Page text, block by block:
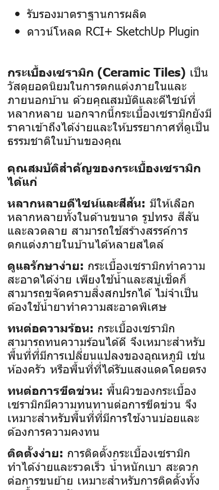
รับรองมาตราฐานการผลิต
ดาวน์โหลด RCI+ SketchUp Plugin
กระเบื้องเซรามิก (Ceramic Tiles) เป็น
วัสดุยอดนิยมในการตกแต่งภายในและ
ภายนอกบ้าน ด้วยคุณสมบัติและดีไซน์ที่
หลากหลาย นอกจากนี้กระเบื้องเซรามิกยังมี
ราคาเข้าถึงได้ง่ายและให้บรรยากาศที่ดูเป็น
ธรรมชาติในบ้านของคุณ
คุณสมบัติสำคัญของกระเบื้องเซรามิก
ได้แก่
หลากหลายดีไซน์และสีสัน: มีให้เลือก
หลากหลายทั้งในด้านขนาด รูปทรง สีสัน
และลวดลาย สามารถใช้สร้างสรรค์การ
ตกแต่งภายในบ้านได้หลายสไตล์
ดูแลรักษาง่าย: กระเบื้องเซรามิกทำความ
สะอาดได้ง่าย เพียงใช้น้ำและสบู่เช็ดก็
สามารถขจัดคราบสิ่งสกปรกได้ ไม่จำเป็น
ต้องใช้น้ำยาทำความสะอาดพิเศษ
ทนต่อความร้อน: กระเบื้องเซรามิก
สามารถทนความร้อนได้ดี จึงเหมาะสำหรับ
พื้นที่ที่มีการเปลี่ยนแปลงของอุณหภูมิ เช่น
ห้องครัว หรือพื้นที่ที่ได้รับแสงแดดโดยตรง
ทนต่อการขีดข่วน: พื้นผิวของกระเบื้อง
เซรามิกมีความทนทานต่อการขีดข่วน จึง
เหมาะสำหรับพื้นที่ที่มีการใช้งานบ่อยและ
ต้องการความคงทน
ติดตั้งง่าย: การติดตั้งกระเบื้องเซรามิก
ทำได้ง่ายและรวดเร็ว น้ำหนักเบา สะดวก
ต่อการขนย้าย เหมาะสำหรับการติดตั้งทั้ง